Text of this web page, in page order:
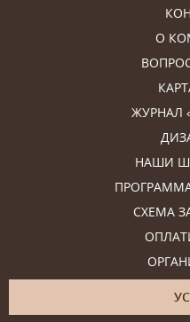
О
ЖУРНАЛ
НАШИ
СХЕМА